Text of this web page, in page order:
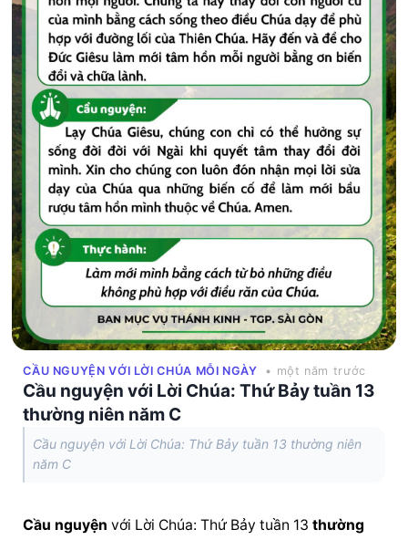
CẦU NGUYỆN VỚI LỜI CHÚA MỖI NGÀY • một năm trước
Cầu nguyện với Lời Chúa: Thứ Bảy tuần 13
thường niên năm C
Cầu nguyện với Lời Chúa: Thứ Bảy tuần 13 thường niên
năm C
Cầu nguyện với Lời Chúa: Thứ Bảy tuần 13 thường